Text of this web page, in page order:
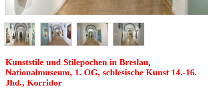
Kunststile und Stilepochen in Breslau,
Nationalmuseum, 1. OG, schlesische Kunst 14.-16.
Jhd., Korridor